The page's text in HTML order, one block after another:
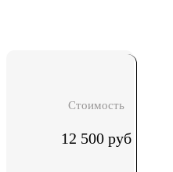
Стоимость
12 500 руб